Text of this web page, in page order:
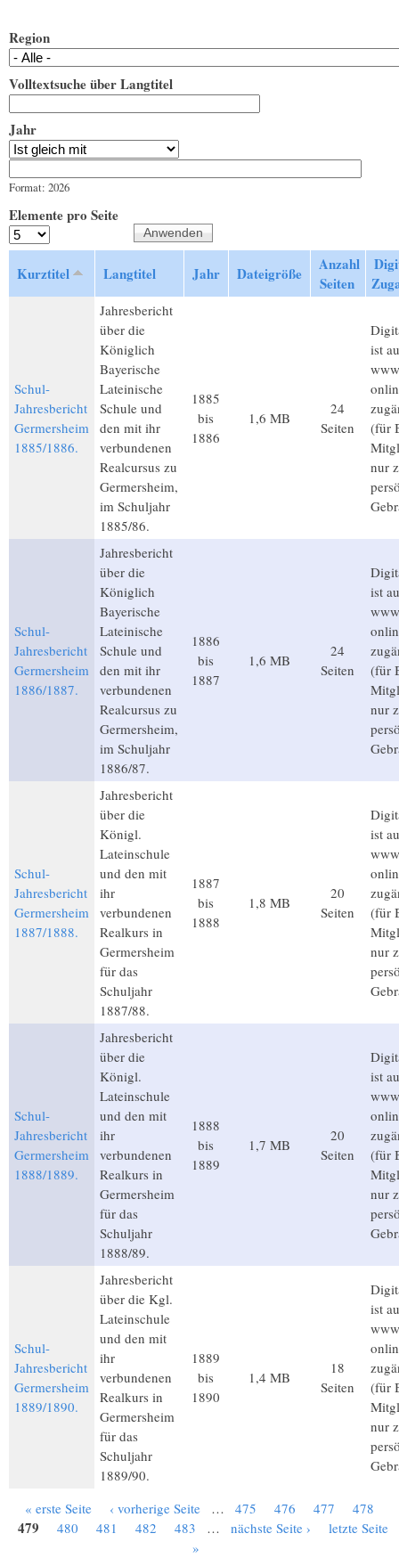
Region
Volltextsuche über Langtitel
Jahr
Format: 2026
Elemente pro Seite
Kurztitel Langtitel Jahr Dateigröße
Anzahl
Seiten
Schul-
Jahresbericht
Germersheim
1885/1886.
Jahresbericht
über die
Königlich
Bayerische
Lateinische
Schule und
den mit ihr
verbundenen
Realcursus zu
Germersheim,
im Schuljahr
1885/86.
1885
bis
1886
1,6 MB
24
Seiten
ist
(für
nur
Schul-
Jahresbericht
Germersheim
1886/1887.
Jahresbericht
über die
Königlich
Bayerische
Lateinische
Schule und
den mit ihr
verbundenen
Realcursus zu
Germersheim,
im Schuljahr
1886/87.
1886
bis
1887
1,6 MB
24
Seiten
ist
(für
nur
Schul-
Jahresbericht
Germersheim
1887/1888.
Jahresbericht
über die
Königl.
Lateinschule
und den mit
ihr
verbundenen
Realkurs in
Germersheim
für das
Schuljahr
1887/88.
1887
bis
1888
1,8 MB
20
Seiten
ist
(für
nur
Schul-
Jahresbericht
Germersheim
1888/1889.
Jahresbericht
über die
Königl.
Lateinschule
und den mit
ihr
verbundenen
Realkurs in
Germersheim
für das
Schuljahr
1888/89.
1888
bis
1889
1,7 MB
20
Seiten
ist
(für
nur
Schul-
Jahresbericht
Germersheim
1889/1890.
Jahresbericht
über die Kgl.
Lateinschule
und den mit
ihr
verbundenen
Realkurs in
Germersheim
für das
Schuljahr
1889/90.
1889
bis
1890
1,4 MB
18
Seiten
ist
(für
nur
Seiten
« erste Seite ‹ vorherige Seite … 475 476 477 478
479 480 481 482 483 … nächste Seite ›
letzte Seite
»